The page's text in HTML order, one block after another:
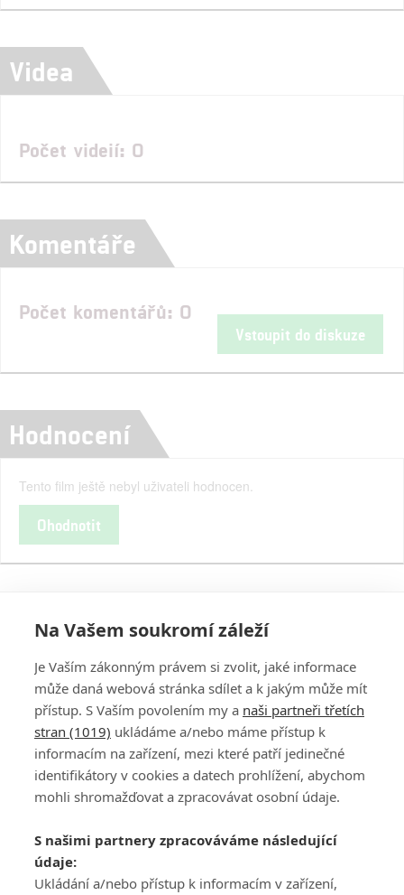
Videa
Počet videií: 0
Komentáře
Počet komentářů: 0
Vstoupit do diskuze
Hodnocení
Tento film ještě nebyl uživateli hodnocen.
Ohodnotit
PŘIHLÁSIT
REGISTROVAT
DISKUZE
Šéfredaktorkou webu jePetr Slavík, e-mailserialy@fandimefilmu.cz
Máte-li zájem o inzerci na našem webu napište nám na e-mail
studio@koncal.com
Na Vašem soukromí záleží
Je Vaším zákonným právem si zvolit, jaké informace
může daná webová stránka sdílet a k jakým může mít
přístup. S Vaším povolením my a naši partneři třetích
stran (1019) ukládáme a/nebo máme přístup k
informacím na zařízení, mezi které patří jedinečné
identifikátory v cookies a datech prohlížení, abychom
mohli shromažďovat a zpracovávat osobní údaje.
S našimi partnery zpracováváme následující
údaje:
Ukládání a/nebo přístup k informacím v zařízení,